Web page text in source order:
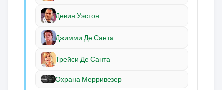
Девин Уэстон
Джимми Де Санта
Трейси Де Санта
Охрана Мерривезер